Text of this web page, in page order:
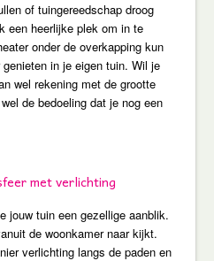
of tuingereedschap droog
een heerlijke plek om in te
onder de overkapping kun
in je eigen tuin. Wil je
wel rekening met de grootte
de bedoeling dat je nog een
met verlichting
jouw tuin een gezellige aanblik.
de woonkamer naar kijkt.
verlichting langs de paden en